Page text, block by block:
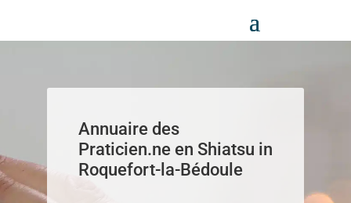
Annuaire des
Praticien.ne en Shiatsu in
Roquefort-la-Bédoule